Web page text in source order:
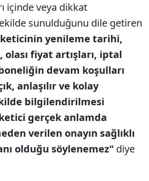
içinde veya dikkat
sunulduğunu dile getiren
yenileme tarihi,
fiyat artışları, iptal
devam koşulları
anlaşılır ve kolay
bilgilendirilmesi
gerçek anlamda
verilen onayın sağlıklı
olduğu söylenemez" diye